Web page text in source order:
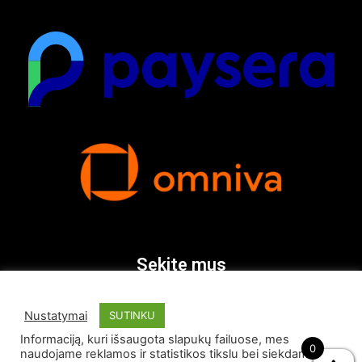
Sekite mus
Nustatymai SUTINKU
Informaciją, kuri išsaugota slapukų failuose, mes
naudojame reklamos ir statistikos tikslu bei siekdami0